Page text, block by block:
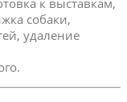
собаки,
удаление